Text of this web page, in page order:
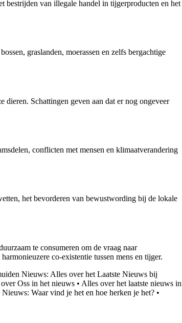
bestrijden van illegale handel in tijgerproducten en het
graslanden, moerassen en zelfs bergachtige
Schattingen geven aan dat er nog ongeveer
conflicten met mensen en klimaatverandering
het bevorderen van bewustwording bij de lokale
te consumeren om de vraag naar
co-existentie tussen mens en tijger.
Nieuws: Alles over het Laatste Nieuws bij
Oss in het nieuws • Alles over het laatste nieuws in
Waar vind je het en hoe herken je het? •